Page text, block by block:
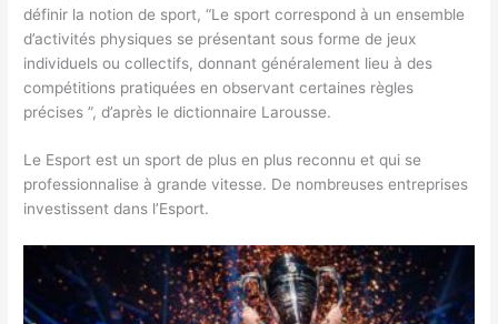
définir la notion de sport, “Le sport correspond à un ensemble
d’activités physiques se présentant sous forme de jeux
individuels ou collectifs, donnant généralement lieu à des
compétitions pratiquées en observant certaines règles
précises ”, d’après le dictionnaire Larousse.
Le Esport est un sport de plus en plus reconnu et qui se
professionnalise à grande vitesse. De nombreuses entreprises
investissent dans l’Esport.